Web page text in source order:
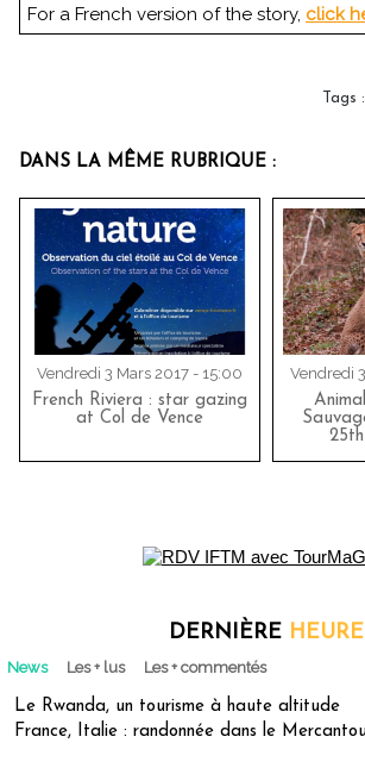
For a French version of the story, click
Tags :
DANS LA MÊME RUBRIQUE :
Vendredi 3 Mars 2017 - 15:00
French Riviera : star gazing
at Col de Vence
Vendredi
DERNIÈRE HEURE
News Les + lus Les + commentés
Le Rwanda, un tourisme à haute altitude
France, Italie : randonnée dans le